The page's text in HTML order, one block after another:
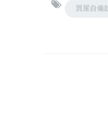
買屋自備